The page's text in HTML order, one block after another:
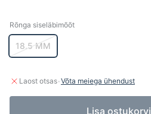
Rõnga siseläbimõõt
Rõnga siseläbimõõt
18.5 MM
Laost otsas·Võta meiega ühendust
Lisa ostukorvi